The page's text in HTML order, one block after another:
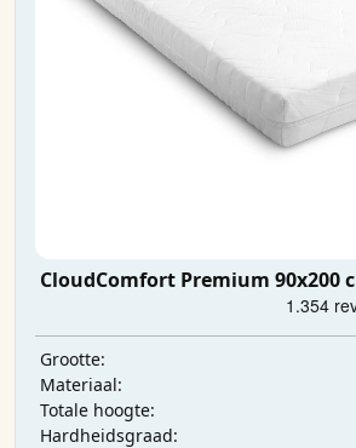
CloudComfort Premium 90x200
Grootte:
Materiaal:
Totale hoogte:
Hardheidsgraad: